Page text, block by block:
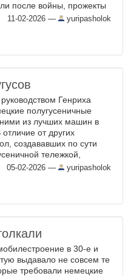
после войны, прожекты
Рейха - это так,
что там уже не ...
11-02-2026 — yuripasholok
Генриха
полугусеничные
из лучших машин в
от других
создававших по сути
тележкой,
иную концепцию. По сути
(точнее, ...
05-02-2026 — yuripasholok
в 30-е и
выдавало не совсем те
требовали немецкие